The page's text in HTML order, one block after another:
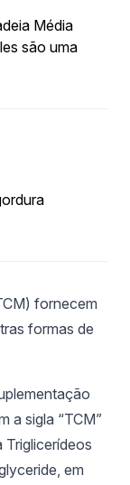
Média
são uma
fornecem
formas de
a sigla “TCM”
Triglicerídeos
em